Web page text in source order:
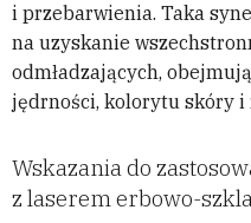
i przebarwienia. Taka
na uzyskanie
odmładzających,
jędrności, kolorytu skóry i
Wskazania do
z laserem erbowo-